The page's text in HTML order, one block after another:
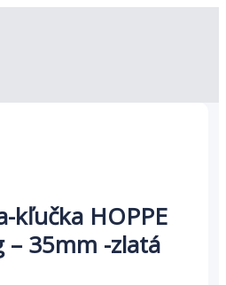
kľučka HOPPE
– 35mm -zlatá